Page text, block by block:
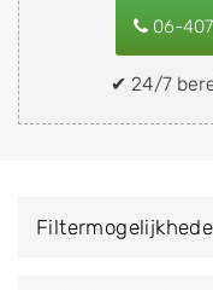
06-
✔ 24/7
uw auto, camper,
snel en eenvoudig
demontagebedrijf in
naar de sloop of
van Gennep en